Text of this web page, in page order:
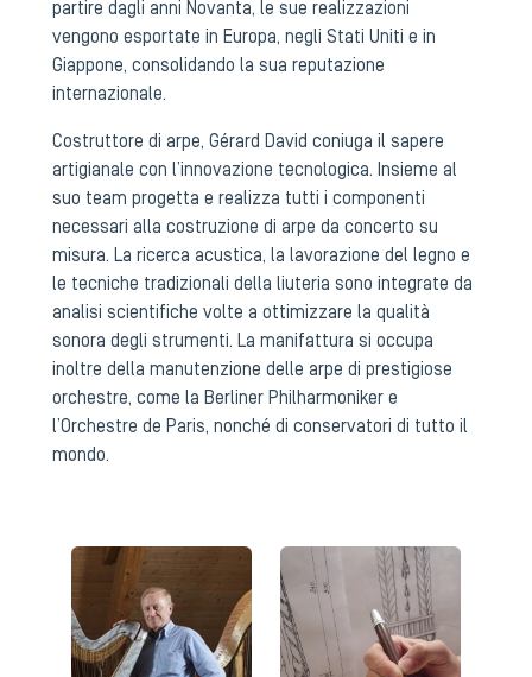
partire dagli anni Novanta, le sue realizzazioni
vengono esportate in Europa, negli Stati Uniti e in
Giappone, consolidando la sua reputazione
internazionale.
Costruttore di arpe, Gérard David coniuga il sapere
artigianale con l’innovazione tecnologica. Insieme al
suo team progetta e realizza tutti i componenti
necessari alla costruzione di arpe da concerto su
misura. La ricerca acustica, la lavorazione del legno e
le tecniche tradizionali della liuteria sono integrate da
analisi scientifiche volte a ottimizzare la qualità
sonora degli strumenti. La manifattura si occupa
inoltre della manutenzione delle arpe di prestigiose
orchestre, come la Berliner Philharmoniker e
l’ Orchestre de Paris, nonché di conservatori di tutto il
mondo.